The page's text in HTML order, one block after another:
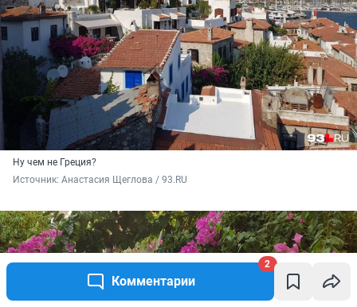
Комментарии
2
Ну чем не Греция?
Источник: Анастасия Щеглова / 93.RU